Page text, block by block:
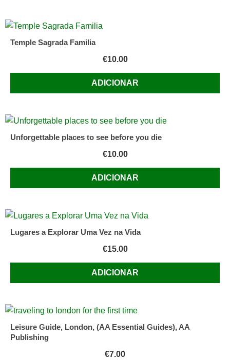
Temple Sagrada Familia
€10.00
ADICIONAR
Unforgettable places to see before you die
€10.00
ADICIONAR
Lugares a Explorar Uma Vez na Vida
€15.00
ADICIONAR
Leisure Guide, London, (AA Essential Guides), AA
Publishing
€7.00